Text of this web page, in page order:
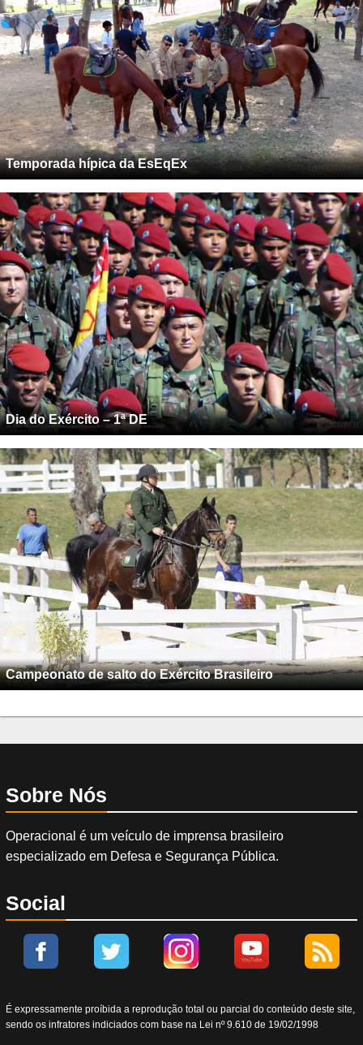
Temporada hípica da EsEqEx
Dia do Exército – 1ª DE
Campeonato de salto do Exército Brasileiro
Sobre Nós
Operacional é um veículo de imprensa brasileiro
especializado em Defesa e Segurança Pública.
Social
É expressamente proíbida a reprodução total ou parcial do conteúdo deste site,
sendo os infratores indiciados com base na Lei nº 9.610 de 19/02/1998